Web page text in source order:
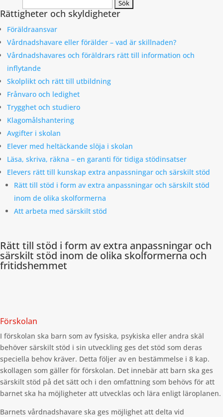
Rättigheter och skyldigheter
Föräldraansvar
Vårdnadshavare eller förälder – vad är skillnaden?
Vårdnadshavares och föräldrars rätt till information och
inflytande
Skolplikt och rätt till utbildning
Frånvaro och ledighet
Trygghet och studiero
Klagomålshantering
Avgifter i skolan
Elever med heltäckande slöja i skolan
Läsa, skriva, räkna – en garanti för tidiga stödinsatser
Elevers rätt till kunskap extra anpassningar och särskilt stöd
Rätt till stöd i form av extra anpassningar och särskilt stöd
inom de olika skolformerna
Att arbeta med särskilt stöd
Rätt till stöd i form av extra anpassningar och
särskilt stöd inom de olika skolformerna och
fritidshemmet
Förskolan
I förskolan ska barn som av fysiska, psykiska eller andra skäl
behöver särskilt stöd i sin utveckling ges det stöd som deras
speciella behov kräver. Detta följer av en bestämmelse i 8 kap.
skollagen som gäller för förskolan. Det innebär att barn ska ges
särskilt stöd på det sätt och i den omfattning som behövs för att
barnet ska ha möjligheter att utvecklas och lära enligt läroplanen.
Barnets vårdnadshavare ska ges möjlighet att delta vid